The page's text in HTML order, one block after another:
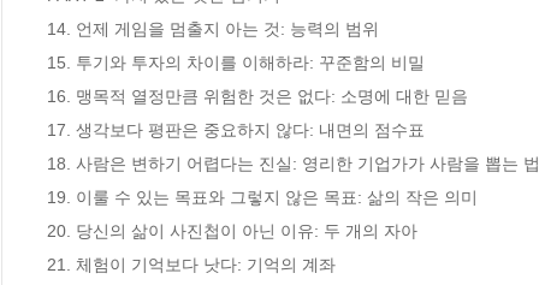
14. 언제 게임을 멈출지 아는 것: 능력의 범위
15. 투기와 투자의 차이를 이해하라: 꾸준함의 비밀
16. 맹목적 열정만큼 위험한 것은 없다: 소명에 대한 믿음
17. 생각보다 평판은 중요하지 않다: 내면의 점수표
18. 사람은 변하기 어렵다는 진실: 영리한 기업가가 사람을 뽑는 법
19. 이룰 수 있는 목표와 그렇지 않은 목표: 삶의 작은 의미
20. 당신의 삶이 사진첩이 아닌 이유: 두 개의 자아
21. 체험이 기억보다 낫다: 기억의 계좌